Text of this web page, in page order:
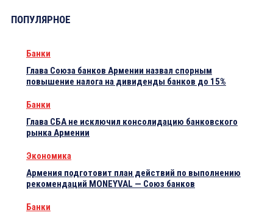
ПОПУЛЯРНОЕ
Банки
Глава Союза банков Армении назвал спорным
повышение налога на дивиденды банков до 15%
Банки
Глава СБА не исключил консолидацию банковского
рынка Армении
Экономика
Армения подготовит план действий по выполнению
рекомендаций MONEYVAL — Союз банков
Банки